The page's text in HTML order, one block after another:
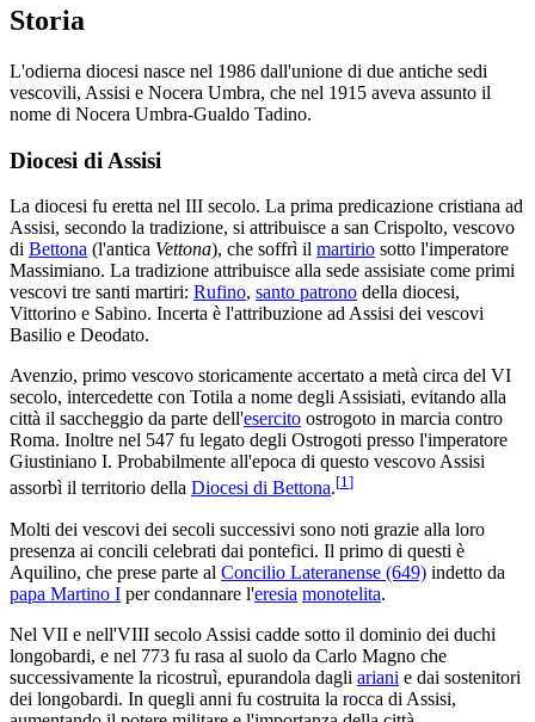
Storia
L'odierna diocesi nasce nel 1986 dall'unione di due antiche sedi
vescovili, Assisi e Nocera Umbra, che nel 1915 aveva assunto il
nome di Nocera Umbra-Gualdo Tadino.
Diocesi di Assisi
La diocesi fu eretta nel III secolo. La prima predicazione cristiana ad
Assisi, secondo la tradizione, si attribuisce a san Crispolto, vescovo
di Bettona (l'antica Vettona), che soffrì il martirio sotto l'imperatore
Massimiano. La tradizione attribuisce alla sede assisiate come primi
vescovi tre santi martiri: Rufino, santo patrono della diocesi,
Vittorino e Sabino. Incerta è l'attribuzione ad Assisi dei vescovi
Basilio e Deodato.
Avenzio, primo vescovo storicamente accertato a metà circa del VI
secolo, intercedette con Totila a nome degli Assisiati, evitando alla
città il saccheggio da parte dell'esercito ostrogoto in marcia contro
Roma. Inoltre nel 547 fu legato degli Ostrogoti presso l'imperatore
Giustiniano I. Probabilmente all'epoca di questo vescovo Assisi
assorbì il territorio della Diocesi di Bettona.[1]
Molti dei vescovi dei secoli successivi sono noti grazie alla loro
presenza ai concili celebrati dai pontefici. Il primo di questi è
Aquilino, che prese parte al Concilio Lateranense (649) indetto da
papa Martino I per condannare l'eresia monotelita.
Nel VII e nell'VIII secolo Assisi cadde sotto il dominio dei duchi
longobardi, e nel 773 fu rasa al suolo da Carlo Magno che
successivamente la ricostruì, epurandola dagli ariani e dai sostenitori
dei longobardi. In quegli anni fu costruita la rocca di Assisi,